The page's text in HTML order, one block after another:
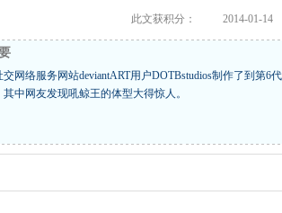
此文获积分： 2014-01-14
交网络服务网站deviantART用户DOTBstudios制作了到第6
其中网友发现吼鲸王的体型大得惊人。